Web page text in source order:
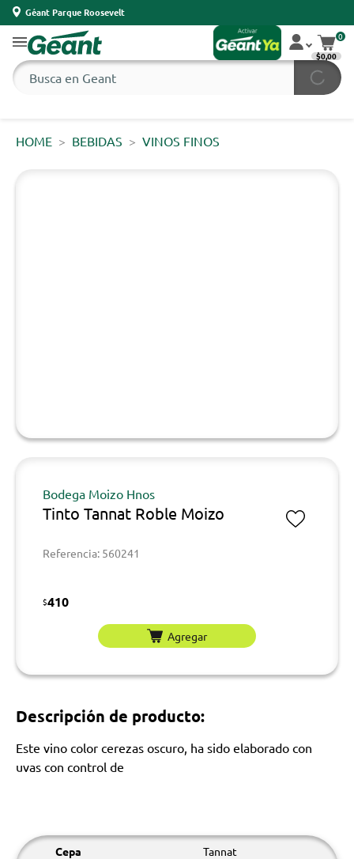
Géant Parque Roosevelt
0
$0,00
HOME BEBIDAS VINOS FINOS
Bodega Moizo Hnos
Tinto Tannat Roble Moizo
Referencia: 560241
$410
Agregar
Descripción de producto:
Este vino color cerezas oscuro, ha sido elaborado con
uvas con control de
Cepa Tannat